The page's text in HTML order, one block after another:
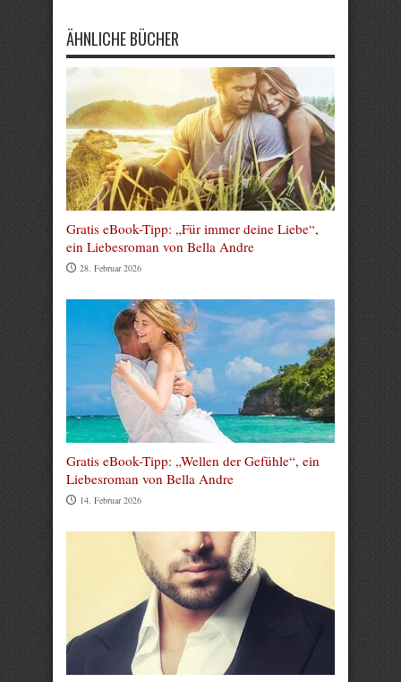
ÄHNLICHE BÜCHER
Gratis eBook-Tipp: „Für immer deine Liebe“,
ein Liebesroman von Bella Andre
28. Februar 2026
Gratis eBook-Tipp: „Wellen der Gefühle“, ein
Liebesroman von Bella Andre
14. Februar 2026